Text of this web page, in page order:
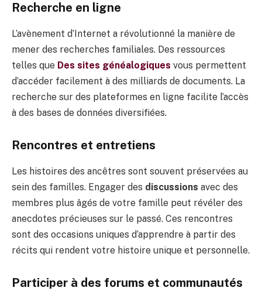
Recherche en ligne
L’avènement d’Internet a révolutionné la manière de
mener des recherches familiales. Des ressources
telles que Des sites généalogiques vous permettent
d’accéder facilement à des milliards de documents. La
recherche sur des plateformes en ligne facilite l’accès
à des bases de données diversifiées.
Rencontres et entretiens
Les histoires des ancêtres sont souvent préservées au
sein des familles. Engager des discussions avec des
membres plus âgés de votre famille peut révéler des
anecdotes précieuses sur le passé. Ces rencontres
sont des occasions uniques d’apprendre à partir des
récits qui rendent votre histoire unique et personnelle.
Participer à des forums et communautés